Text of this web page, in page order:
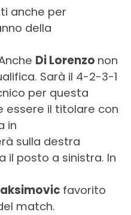
anche per
della
Di Lorenzo non
Sarà il 4-2-3-1
per questa
essere il titolare con
in
sulla destra
il posto a sinistra. In
favorito
match.